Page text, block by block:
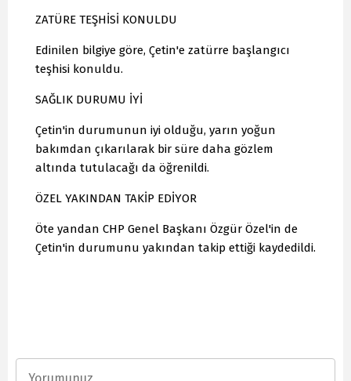
ZATÜRE TEŞHİSİ KONULDU
Edinilen bilgiye göre, Çetin'e zatürre başlangıcı
teşhisi konuldu.
SAĞLIK DURUMU İYİ
Çetin'in durumunun iyi olduğu, yarın yoğun
bakımdan çıkarılarak bir süre daha gözlem
altında tutulacağı da öğrenildi.
ÖZEL YAKINDAN TAKİP EDİYOR
Öte yandan CHP Genel Başkanı Özgür Özel'in de
Çetin'in durumunu yakından takip ettiği kaydedildi.